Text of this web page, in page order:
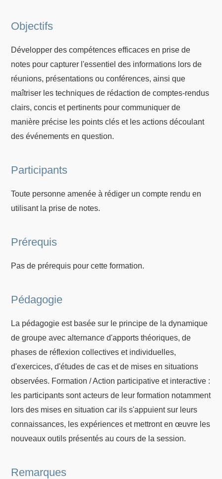
Objectifs
Développer des compétences efficaces en prise de
notes pour capturer l'essentiel des informations lors de
réunions, présentations ou conférences, ainsi que
maîtriser les techniques de rédaction de comptes-rendus
clairs, concis et pertinents pour communiquer de
manière précise les points clés et les actions découlant
des événements en question.
Participants
Toute personne amenée à rédiger un compte rendu en
utilisant la prise de notes.
Prérequis
Pas de prérequis pour cette formation.
Pédagogie
La pédagogie est basée sur le principe de la dynamique
de groupe avec alternance d'apports théoriques, de
phases de réflexion collectives et individuelles,
d'exercices, d'études de cas et de mises en situations
observées. Formation / Action participative et interactive :
les participants sont acteurs de leur formation notamment
lors des mises en situation car ils s'appuient sur leurs
connaissances, les expériences et mettront en œuvre les
nouveaux outils présentés au cours de la session.
Remarques